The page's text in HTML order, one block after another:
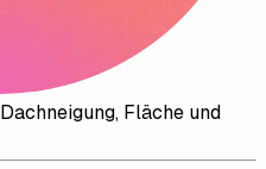
Dachneigung, Fläche und